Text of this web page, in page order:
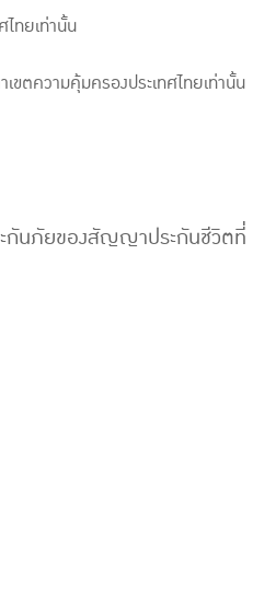
ทยเท่านั้น
ตความคุ้มครองประเทศไทยเท่านั้น
ระกันภัยของสัญญาประกันชีวิตที่